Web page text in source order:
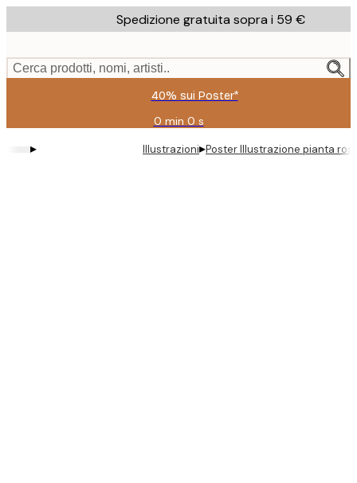
to
content.
Spedizione gratuita sopra i 59 €
Cerca prodotti, nomi, artisti..
40% sui Poster*
0 min 0 s
Valido
fino
a:
▸ Illustrazioni▸Poster Illustrazione pianta